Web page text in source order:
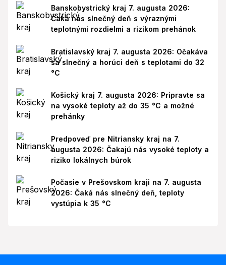
Banskobystrický kraj 7. augusta 2026:
Čaká nás slnečný deň s výraznými
teplotnými rozdielmi a rizikom prehánok
Bratislavský kraj 7. augusta 2026: Očakáva
sa slnečný a horúci deň s teplotami do 32
°C
Košický kraj 7. augusta 2026: Pripravte sa
na vysoké teploty až do 35 °C a možné
prehánky
Predpoveď pre Nitriansky kraj na 7.
augusta 2026: Čakajú nás vysoké teploty a
riziko lokálnych búrok
Počasie v Prešovskom kraji na 7. augusta
2026: Čaká nás slnečný deň, teploty
vystúpia k 35 °C